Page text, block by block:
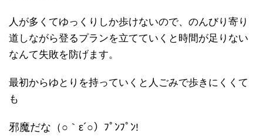
人が多くてゆっくりしか歩けないので、のんびり寄り
道しながら登るプランを立てていくと時間が足りない
なんて失敗を防げます。
最初からゆとりを持っていくと人ごみで歩きにくくて
も
邪魔だな（○｀ε´○）ﾌﾟﾝﾌﾟﾝ!